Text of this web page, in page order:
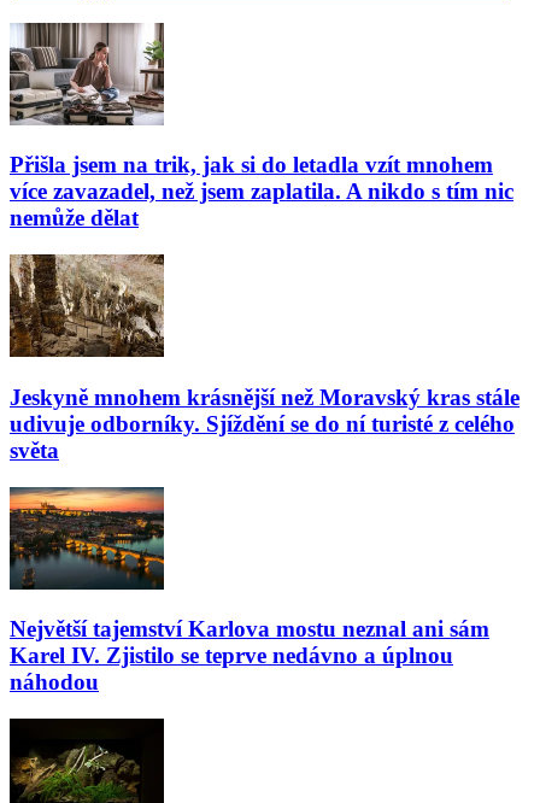
Přišla jsem na trik, jak si do letadla vzít mnohem
více zavazadel, než jsem zaplatila. A nikdo s tím nic
nemůže dělat
Jeskyně mnohem krásnější než Moravský kras stále
udivuje odborníky. Sjíždění se do ní turisté z celého
světa
Největší tajemství Karlova mostu neznal ani sám
Karel IV. Zjistilo se teprve nedávno a úplnou
náhodou